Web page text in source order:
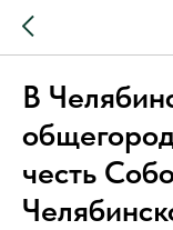
В
честь